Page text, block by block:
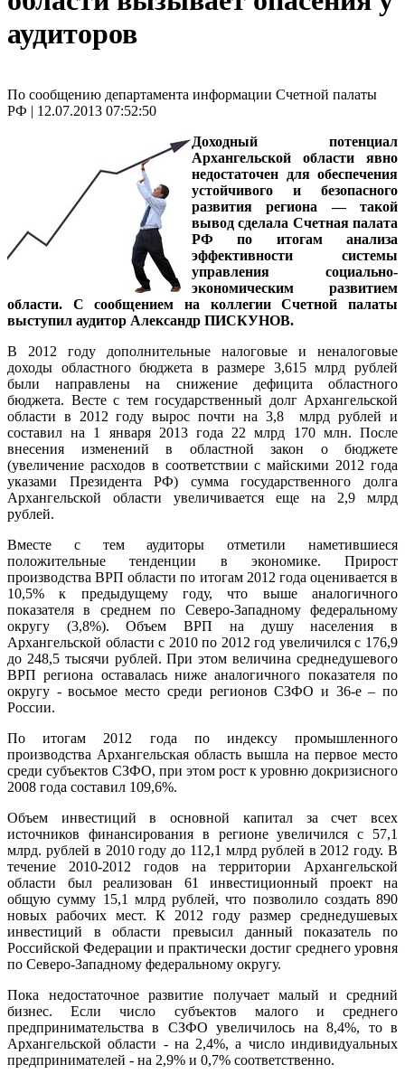
аудиторов
По сообщению департамента информации Счетной палаты
РФ | 12.07.2013 07:52:50
Доходный потенциал
Архангельской области явно
недостаточен для обеспечения
устойчивого и безопасного
развития региона — такой
вывод сделала Счетная палата
РФ по итогам анализа
эффективности системы
управления социально-
экономическим развитием
области. С сообщением на коллегии Счетной палаты
выступил аудитор Александр ПИСКУНОВ.
В 2012 году дополнительные налоговые и неналоговые
доходы областного бюджета в размере 3,615 млрд рублей
были направлены на снижение дефицита областного
бюджета. Весте с тем государственный долг Архангельской
области в 2012 году вырос почти на 3,8 млрд рублей и
составил на 1 января 2013 года 22 млрд 170 млн. После
внесения изменений в областной закон о бюджете
(увеличение расходов в соответствии с майскими 2012 года
указами Президента РФ) сумма государственного долга
Архангельской области увеличивается еще на 2,9 млрд
рублей.
Вместе с тем аудиторы отметили наметившиеся
положительные тенденции в экономике. Прирост
производства ВРП области по итогам 2012 года оценивается в
10,5% к предыдущему году, что выше аналогичного
показателя в среднем по Северо-Западному федеральному
округу (3,8%). Объем ВРП на душу населения в
Архангельской области с 2010 по 2012 год увеличился с 176,9
до 248,5 тысячи рублей. При этом величина среднедушевого
ВРП региона оставалась ниже аналогичного показателя по
округу - восьмое место среди регионов СЗФО и 36-е – по
России.
По итогам 2012 года по индексу промышленного
производства Архангельская область вышла на первое место
среди субъектов СЗФО, при этом рост к уровню докризисного
2008 года составил 109,6%.
Объем инвестиций в основной капитал за счет всех
источников финансирования в регионе увеличился с 57,1
млрд. рублей в 2010 году до 112,1 млрд рублей в 2012 году. В
течение 2010-2012 годов на территории Архангельской
области был реализован 61 инвестиционный проект на
общую сумму 15,1 млрд рублей, что позволило создать 890
новых рабочих мест. К 2012 году размер среднедушевых
инвестиций в области превысил данный показатель по
Российской Федерации и практически достиг среднего уровня
по Северо-Западному федеральному округу.
Пока недостаточное развитие получает малый и средний
бизнес. Если число субъектов малого и среднего
предпринимательства в СЗФО увеличилось на 8,4%, то в
Архангельской области - на 2,4%, а число индивидуальных
предпринимателей - на 2,9% и 0,7% соответственно.